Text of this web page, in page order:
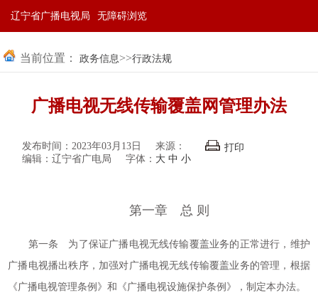
辽宁省广播电视局 无障碍浏览
当前位置： 政务信息>>行政法规
广播电视无线传输覆盖网管理办法
发布时间：2023年03月13日
来源：
编辑：辽宁省广电局
字体： 大 中小
打印
第一章 总 则
第一条 为了保证广播电视无线传输覆盖业务的正常进行，维护
广播电视播出秩序，加强对广播电视无线传输覆盖业务的管理，根据
《广播电视管理条例》和《广播电视设施保护条例》，制定本办法。